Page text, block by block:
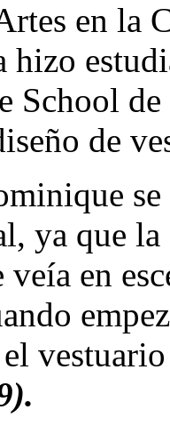
en la
hizo
School de
de
ya que
veía en